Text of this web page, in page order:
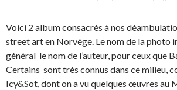
Voici 2 album consacrés à nos
street art en Norvège. Le nom de la photo
général le nom de l’auteur, pour ceux que
Certains sont très connus dans ce milieu,
Icy&Sot, dont on a vu quelques œuvres au